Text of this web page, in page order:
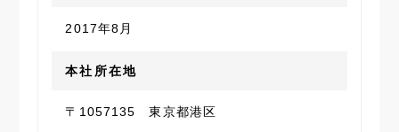
2017年8月
本社所在地
〒1057135 東京都港区